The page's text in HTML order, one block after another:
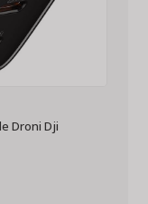
Droni Dji